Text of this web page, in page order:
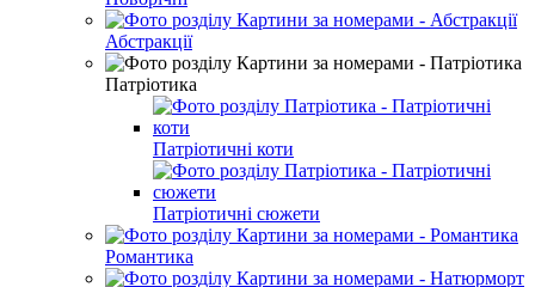
Абстракції
Патріотика
Патріотичні коти
Патріотичні сюжети
Романтика